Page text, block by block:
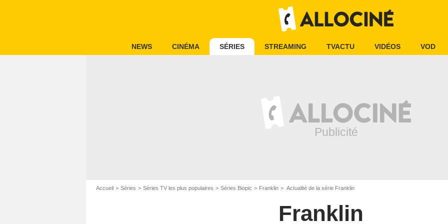
NEWS CINÉMA SÉRIES STREAMING TVACTU VIDÉOS VOD
Accueil Séries Séries TV les plus populaires Séries Biopic Franklin Actualité de la série Franklin
Franklin